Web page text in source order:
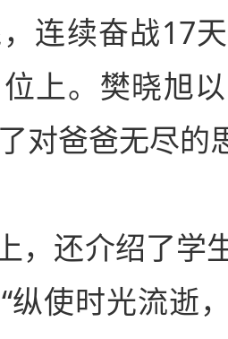
连续奋战17
上。樊晓旭
对爸爸无尽的
，还介绍了学
纵使时光流逝